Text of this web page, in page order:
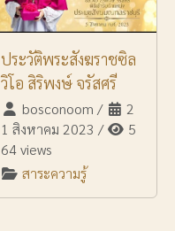
ประวัติพระสังฆราชซิล
วิโอ สิริพงษ์ จรัสศรี
bosconoom /
2
1 สิงหาคม 2023 /
5
64 views
สาระความรู้